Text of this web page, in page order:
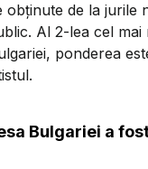
de la jurile
Al 2-lea cel mai
ponderea
Bulgariei a